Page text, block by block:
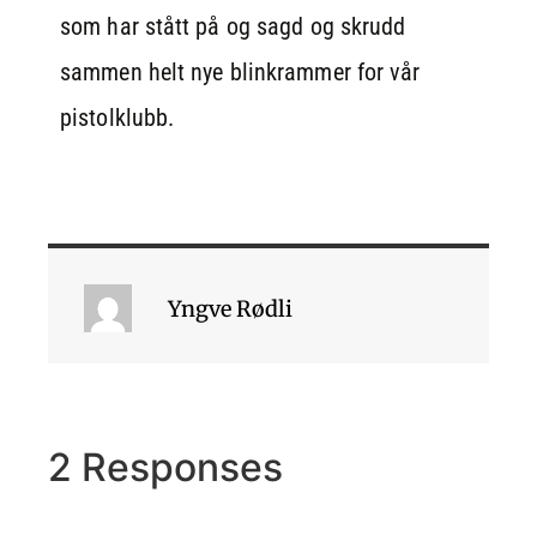
som har stått på og sagd og skrudd
sammen helt nye blinkrammer for vår
pistolklubb.
Yngve Rødli
2 Responses